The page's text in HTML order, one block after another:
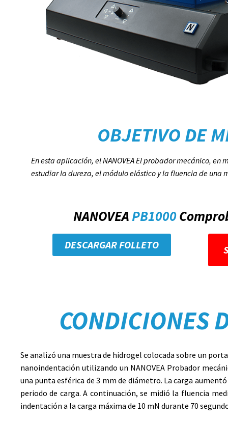
OBJETIVO DE
En esta aplicación, elNANOVEAEl probador mecánico, en
estudiar la dureza, el módulo elástico y la fluencia de una
NANOVEAPB1000
DESCARGAR FOLLETO
CONDICIONES
Se analizó una muestra de hidrogel colocada sobre un
nanoindentación utilizando un NANOVEA Probador
una punta esférica de 3 mm de diámetro. La carga
periodo de carga. A continuación, se midió la fluencia
indentación a la carga máxima de 10 mN durante 70